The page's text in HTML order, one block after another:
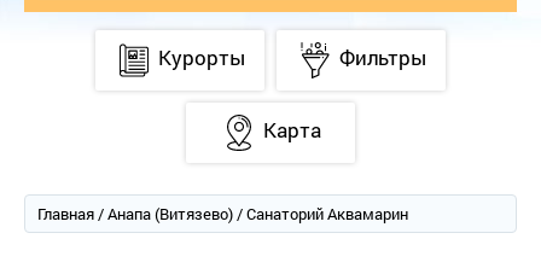
Курорты Фильтры
Карта
Главная/Анапа (Витязево)/ Санаторий Аквамарин